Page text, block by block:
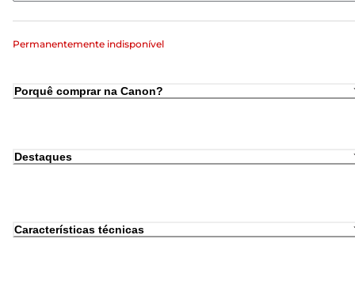
Permanentemente indisponível
Porquê comprar na Canon?
Destaques
Características técnicas